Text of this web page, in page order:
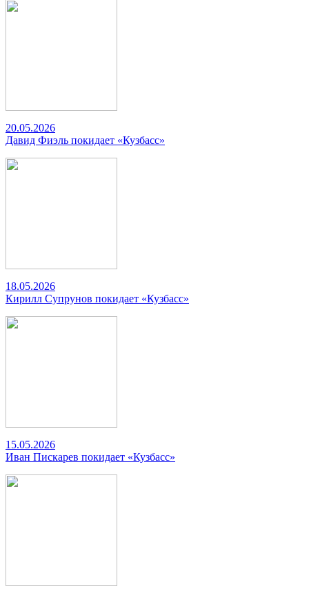
20.05.2026
Давид Фиэль покидает «Кузбасс»
18.05.2026
Кирилл Супрунов покидает «Кузбасс»
15.05.2026
Иван Пискарев покидает «Кузбасс»